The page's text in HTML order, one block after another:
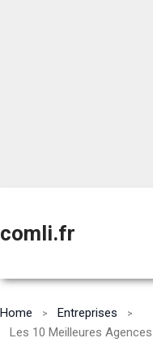
comli.fr
Home
Entreprises